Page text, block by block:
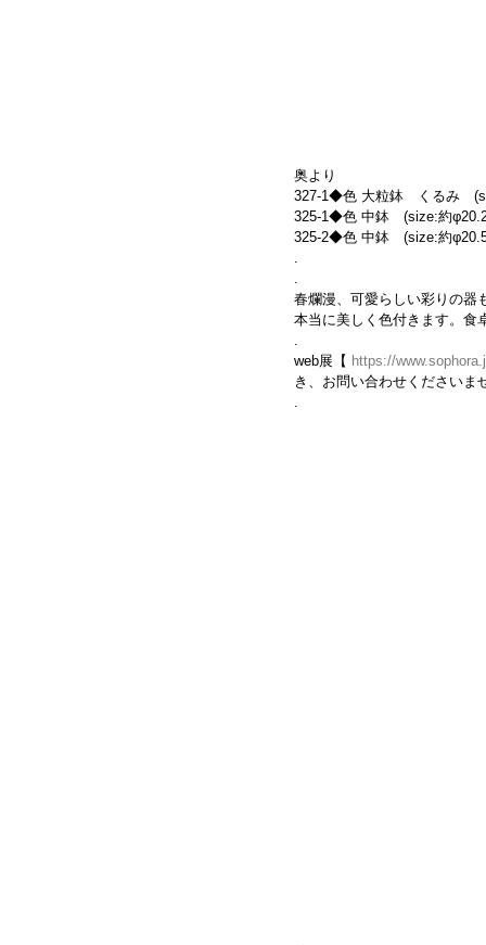
奥より
327-1◆色 大粒鉢　くるみ　
325-1◆色 中鉢　(size:約
325-2◆色 中鉢　(size:約
.
.
春爛漫、可愛らしい彩りの器
本当に美しく色付きます。食
.
web展【 https://
き、お問い合わせくださいま
.